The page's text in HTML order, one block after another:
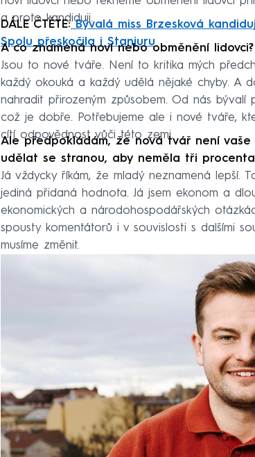
a proto kandiduji.
DÁLE ČTĚTE:Bývalá miss Brzesková
Spolu přeskočila i Stanjuru
A co znamená noví nebo obměnění lidovci?
Jsou to nové tváře. Není to kritika mých
každý okouká a každý udělá nějaké chyby. A
nahradit přirozeným způsobem. Od nás bývalí
což je dobře. Potřebujeme ale i nové tváře,
cítí odpovědnost vůči této zemi.
Ale předpokládám, že nová tvář není
udělat se stranou, aby neměla tři procenta
Já vždycky říkám, že mladý neznamená lepší.
jediná přidaná hodnota. Já jsem ekonom a
ekonomických a národohospodářských
spousty komentátorů i v souvislosti s dalšími
musíme změnit.